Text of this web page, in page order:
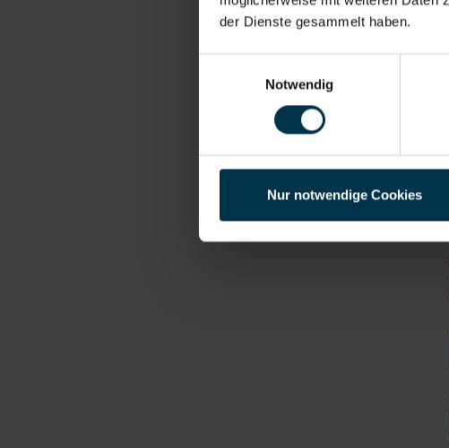
der Dienste gesammelt haben.
Notwendig
Nur notwendige Cookies